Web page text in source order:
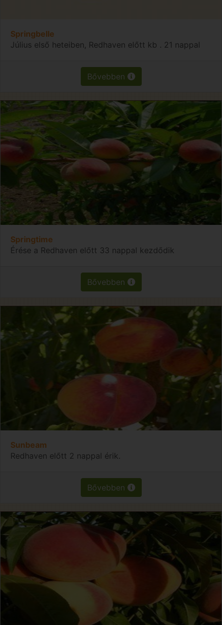
Springbelle
Július első heteiben, Redhaven előtt kb . 21 nappal
Bővebben
Springtime
Érése a Redhaven előtt 33 nappal kezdődik
Bővebben
Sunbeam
Redhaven előtt 2 nappal érik.
Bővebben